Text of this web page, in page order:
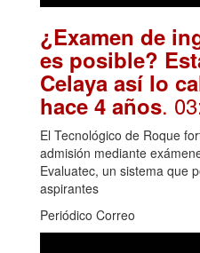
¿Examen de
es posible?
Celaya así lo
hace 4 años.
El Tecnológico de Roque
admisión mediante
Evaluatec, un sistema que
aspirantes
Periódico Correo